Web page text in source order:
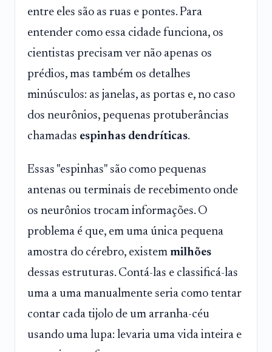
entre eles são as ruas e pontes. Para
entender como essa cidade funciona, os
cientistas precisam ver não apenas os
prédios, mas também os detalhes
minúsculos: as janelas, as portas e, no caso
dos neurônios, pequenas protuberâncias
chamadas espinhas dendríticas.
Essas "espinhas" são como pequenas
antenas ou terminais de recebimento onde
os neurônios trocam informações. O
problema é que, em uma única pequena
amostra do cérebro, existem milhões
dessas estruturas. Contá-las e classificá-las
uma a uma manualmente seria como tentar
contar cada tijolo de um arranha-céu
usando uma lupa: levaria uma vida inteira e